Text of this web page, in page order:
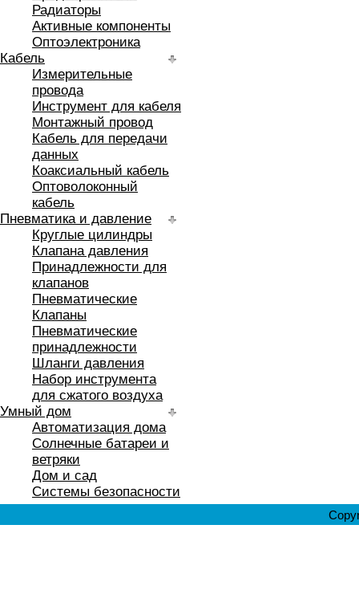
Радиаторы
Активные компоненты
Оптоэлектроника
Кабель
Измерительные
провода
Инструмент для кабеля
Монтажный провод
Кабель для передачи
данных
Коаксиальный кабель
Оптоволоконный
кабель
Пневматика и давление
Круглые цилиндры
Клапана давления
Принадлежности для
клапанов
Пневматические
Клапаны
Пневматические
принадлежности
Шланги давления
Набор инструмента
для сжатого воздуха
Умный дом
Автоматизация дома
Солнечные батареи и
ветряки
Дом и сад
Системы безопасности